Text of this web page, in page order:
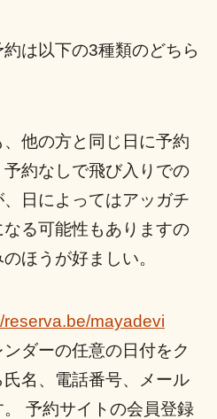
は以下の3種類のどちら
他の方と同じ日に予約
約なしで飛び入りでの
日によってはアッガチ
る可能性もありますの
ほうが好ましい。
reserva.be/mayadevi
ダーの任意の日付をク
名、電話番号、メール
予約サイトの会員登録